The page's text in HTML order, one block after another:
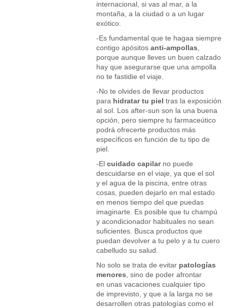
internacional, si vas al mar, a la
montaña, a la ciudad o a un lugar
exótico.
-Es fundamental que te hagaa siempre
contigo apósitos anti-ampollas
porque aunque lleves un buen calzado
hay que asegurarse que una ampolla
no te fastidie el viaje.
-No te olvides de llevar productos
para hidratar tu piel tras la exposición
al sol. Los after-sun son la una buena
opción, pero siempre tu farmaceútico
podrá ofrecerte productos más
específicos en función de tu tipo de
piel.
-El cuidado capilarno puede
descuidarse en el viaje, ya que el sol
y el agua de la piscina, entre otras
cosas, pueden dejarlo en mal estado
en menos tiempo del que puedas
imaginarte. Es posible que tu champú
y acondicionador habituales no sean
suficientes. Busca productos que
puedan devolver a tu pelo y a tu cuero
cabelludo su salud.
No solo se trata de evitar patologías
menores , sino de poder afrontar
en unas vacaciones cualquier tipo
de imprevisto, y que a la larga no se
desarrollen otras patologías como el